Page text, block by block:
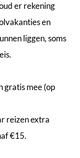
er rekening
en
liggen, soms
gratis mee (op
reizen extra
€15.